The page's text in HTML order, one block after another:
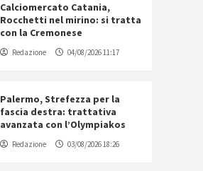
Calciomercato Catania,
Rocchetti nel mirino: si tratta
con la Cremonese
Redazione 04/08/2026 11:17
Palermo, Strefezza per la
fascia destra: trattativa
avanzata con l’Olympiakos
Redazione 03/08/2026 18:26